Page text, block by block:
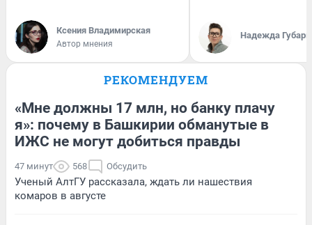
Ксения Владимирская
Автор мнения
Надежда Губарь
РЕКОМЕНДУЕМ
«Мне должны 17 млн, но банку плачу
я»: почему в Башкирии обманутые в
ИЖС не могут добиться правды
47 минут 568 Обсудить
Ученый АлтГУ рассказала, ждать ли нашествия
комаров в августе